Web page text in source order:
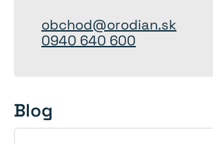
obchod@orodian.sk
0940 640 600
Blog